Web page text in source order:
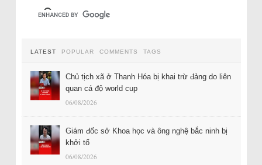
LATEST POPULAR COMMENTS TAGS
Chủ tịch xã ở Thanh Hóa bị khai trừ đảng do liên
quan cá độ world cup
06/08/2026
Giám đốc sở Khoa học và ông nghệ bắc ninh bị
khởi tố
06/08/2026